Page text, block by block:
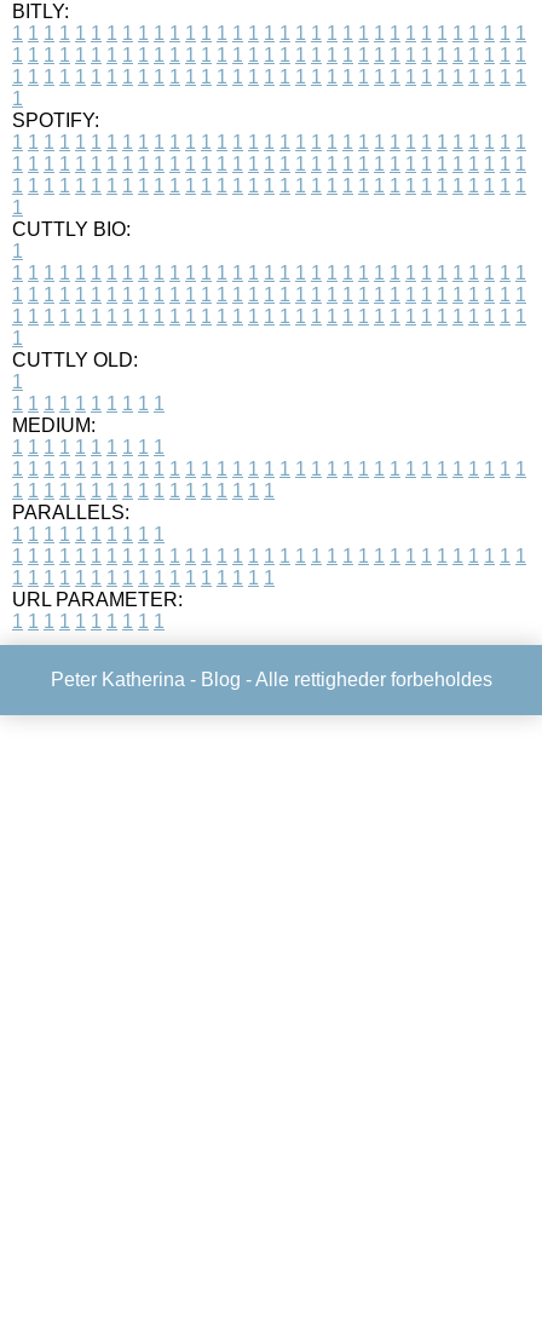
BITLY:
1 1 1 1 1 1 1 1 1 1 1 1 1 1 1 1 1 1 1 1 1 1 1 1 1 1 1 1 1 1 1 1 1
1 1 1 1 1 1 1 1 1 1 1 1 1 1 1 1 1 1 1 1 1 1 1 1 1 1 1 1 1 1 1 1 1
1 1 1 1 1 1 1 1 1 1 1 1 1 1 1 1 1 1 1 1 1 1 1 1 1 1 1 1 1 1 1 1 1
1
SPOTIFY:
1 1 1 1 1 1 1 1 1 1 1 1 1 1 1 1 1 1 1 1 1 1 1 1 1 1 1 1 1 1 1 1 1
1 1 1 1 1 1 1 1 1 1 1 1 1 1 1 1 1 1 1 1 1 1 1 1 1 1 1 1 1 1 1 1 1
1 1 1 1 1 1 1 1 1 1 1 1 1 1 1 1 1 1 1 1 1 1 1 1 1 1 1 1 1 1 1 1 1
1
CUTTLY BIO:
1
1 1 1 1 1 1 1 1 1 1 1 1 1 1 1 1 1 1 1 1 1 1 1 1 1 1 1 1 1 1 1 1 1
1 1 1 1 1 1 1 1 1 1 1 1 1 1 1 1 1 1 1 1 1 1 1 1 1 1 1 1 1 1 1 1 1
1 1 1 1 1 1 1 1 1 1 1 1 1 1 1 1 1 1 1 1 1 1 1 1 1 1 1 1 1 1 1 1 1
1
CUTTLY OLD:
1
1 1 1 1 1 1 1 1 1 1
MEDIUM:
1 1 1 1 1 1 1 1 1 1
1 1 1 1 1 1 1 1 1 1 1 1 1 1 1 1 1 1 1 1 1 1 1 1 1 1 1 1 1 1 1 1 1
1 1 1 1 1 1 1 1 1 1 1 1 1 1 1 1 1
PARALLELS:
1 1 1 1 1 1 1 1 1 1
1 1 1 1 1 1 1 1 1 1 1 1 1 1 1 1 1 1 1 1 1 1 1 1 1 1 1 1 1 1 1 1 1
1 1 1 1 1 1 1 1 1 1 1 1 1 1 1 1 1
URL PARAMETER:
1 1 1 1 1 1 1 1 1 1
Peter Katherina - Blog - Alle rettigheder forbeholdes